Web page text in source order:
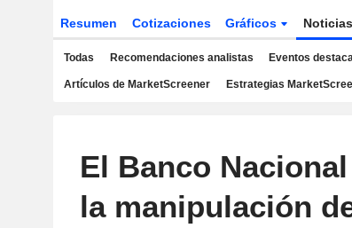
Resumen Cotizaciones Gráficos Noticias
Todas Recomendaciones analistas Eventos
Artículos de MarketScreener Estrategias
El Banco
la manipulación